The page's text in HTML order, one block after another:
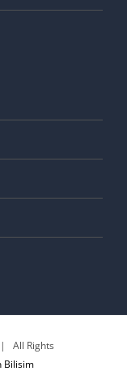
| All Rights
Bilisim